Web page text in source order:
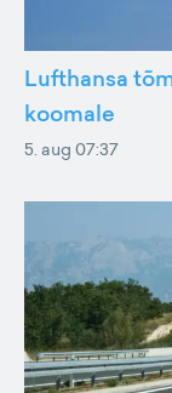
Lufthansa
koomale
5. aug 07:37